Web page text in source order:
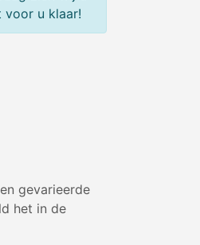
voor u klaar!
gevarieerde
het in de